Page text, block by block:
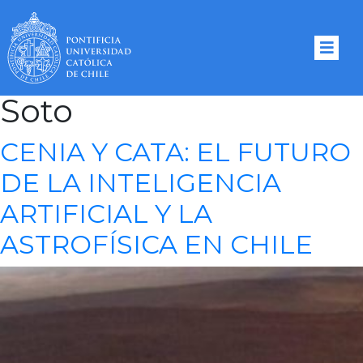
Tag Archives:
Álvaro
Soto
CENIA Y CATA: EL FUTURO
DE LA INTELIGENCIA
ARTIFICIAL Y LA
ASTROFÍSICA EN CHILE